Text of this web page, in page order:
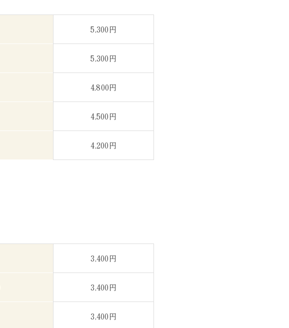
5,300円
5,300円
4,800円
4,500円
4,200円
3,400円
3,400円
3,400円